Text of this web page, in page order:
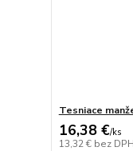
Tesniace
16,38 €/ks
13,32 € bez DPH